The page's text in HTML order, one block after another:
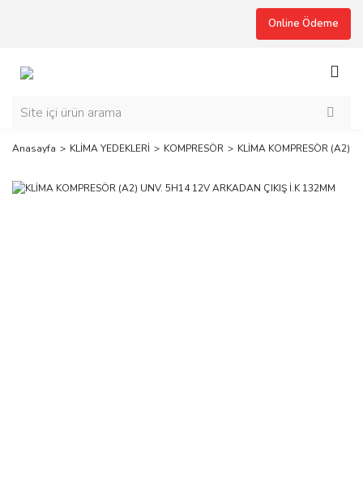
Online Ödeme
Anasayfa KLİMA YEDEKLERİ KOMPRESÖR KLİMA KOMPRESÖR (A2)